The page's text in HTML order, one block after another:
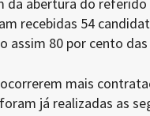
recebidas 54
assim 80 por cento
mais
já realizadas as